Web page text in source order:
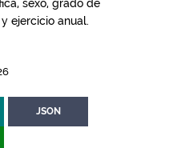
sexo, grado de
ejercicio anual.
JSON